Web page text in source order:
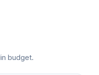
budget.